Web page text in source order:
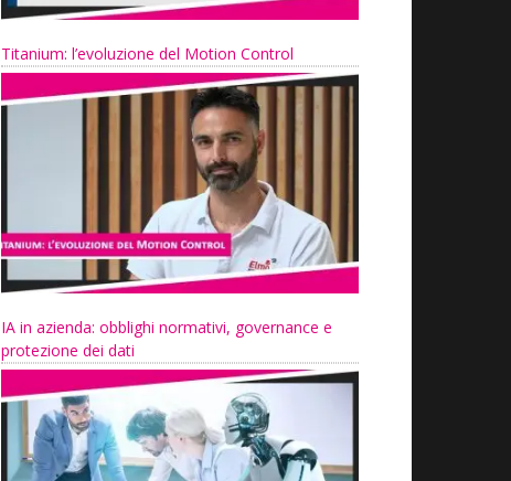
Titanium: l’evoluzione del Motion Control
IA in azienda: obblighi normativi, governance e
protezione dei dati